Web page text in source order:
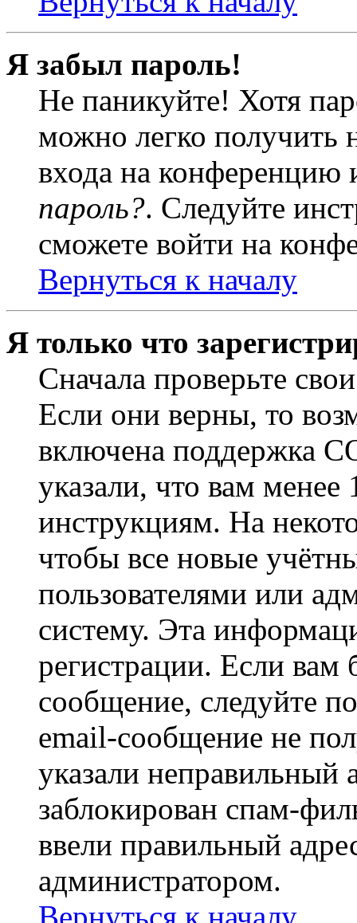
Я забыл пароль!
Не паникуйте! Хотя
можно легко получить
входа на
пароль?. Следуйте
сможете войти на
Вернуться к началу
Я только что
Сначала проверьте
Если они верны, то
включена поддержка
указали, что вам
инструкциям. На
чтобы все новые
пользователями или
систему. Эта
регистрации. Если
сообщение, следуйте
email-сообщение не
указали неправильный
заблокирован спам-
ввели правильный
администратором.